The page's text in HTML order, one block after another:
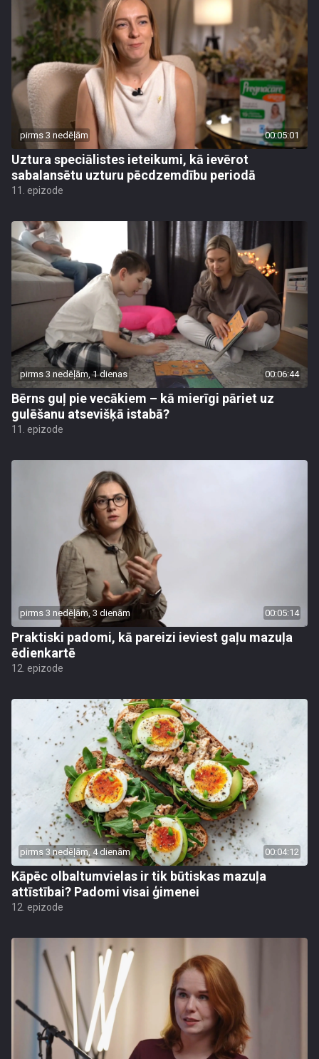
pirms 3 nedēļām 00:05:01
Uztura speciālistes ieteikumi, kā ievērot
sabalansētu uzturu pēcdzemdību periodā
11. epizode
pirms 3 nedēļām, 1 dienas 00:06:44
Bērns guļ pie vecākiem – kā mierīgi pāriet uz
gulēšanu atsevišķā istabā?
11. epizode
pirms 3 nedēļām, 3 dienām 00:05:14
Praktiski padomi, kā pareizi ieviest gaļu mazuļa
ēdienkartē
12. epizode
pirms 3 nedēļām, 4 dienām 00:04:12
Kāpēc olbaltumvielas ir tik būtiskas mazuļa
attīstībai? Padomi visai ģimenei
12. epizode